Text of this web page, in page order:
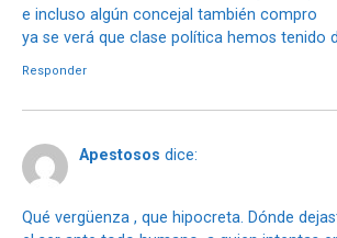
e incluso algún concejal también compro
ya se verá que clase política hemos tenido
Responder
Apestosos dice:
Qué vergüenza , que hipocreta. Dónde